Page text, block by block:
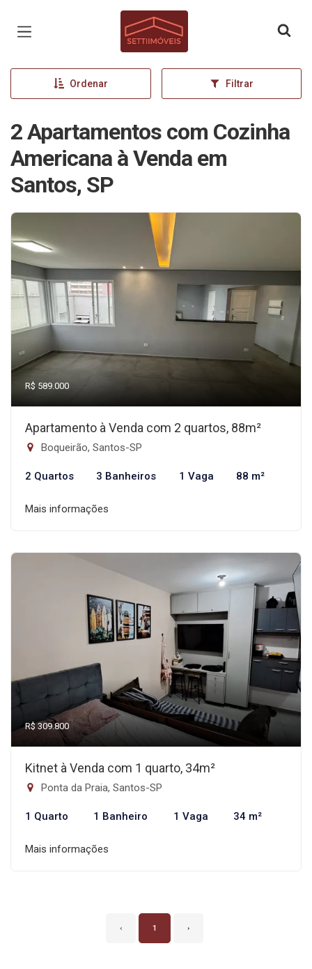
Página inicial
Ordenar Filtrar
2 Apartamentos com Cozinha
Americana à Venda em
Santos, SP
R$ 589.000
Apartamento à Venda com 2 quartos, 88m²
Boqueirão, Santos-SP
2 Quartos 3 Banheiros 1 Vaga 88 m²
Mais informações
R$ 309.800
Kitnet à Venda com 1 quarto, 34m²
Ponta da Praia, Santos-SP
1 Quarto 1 Banheiro 1 Vaga 34 m²
Mais informações
‹ 1 ›